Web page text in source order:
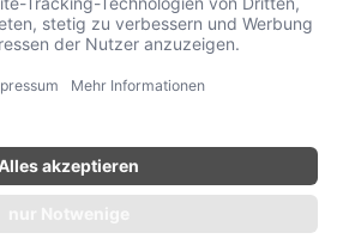
Zusammenarbeit